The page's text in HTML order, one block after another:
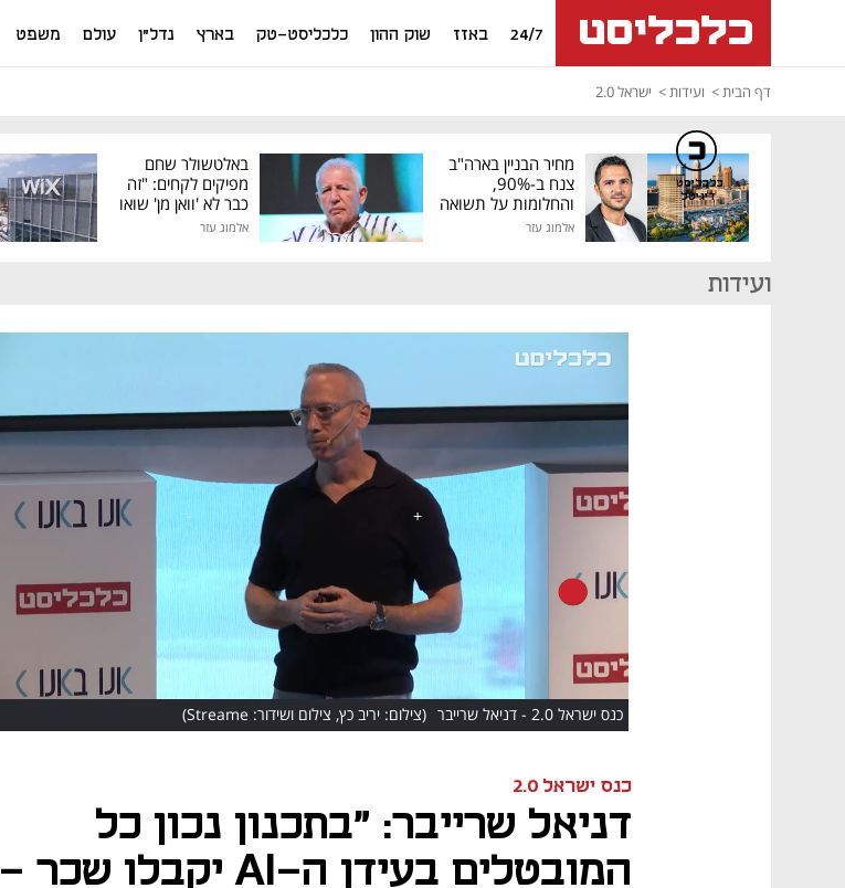
24/7 באזז שוק ההון כלכליסט-טק בארץ נדל"ן עולם משפט
דף הבית ועידות ישראל 2.0
מחיר הבניין בארה"ב
צנח ב-90%,
והחלומות על תשואה
גבוהה התנפצו
אלמוג עזר
באלטשולר שחם
מפיקים לקחים: "זה
כבר לא 'וואן מן' שואו
של גילעד"
אלמוג עזר
ועידות
HD
כנס ישראל 2.0 - דניאל שרייבר (צילום: יריב כץ, צילום ושידור: Streame)
כלכליסט
דיגיטל
כנס ישראל 2.0
דניאל שרייבר: "בתכנון נכון כל
המובטלים בעידן ה-AI יקבלו שכר -